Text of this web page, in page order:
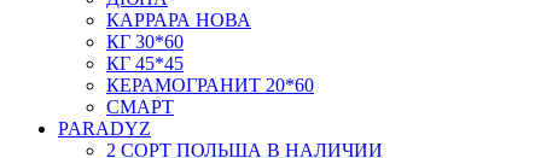
КАРРАРА НОВА
КГ 30*60
КГ 45*45
КЕРАМОГРАНИТ 20*60
СМАРТ
PARADYZ
2 СОРТ ПОЛЬША В НАЛИЧИИ